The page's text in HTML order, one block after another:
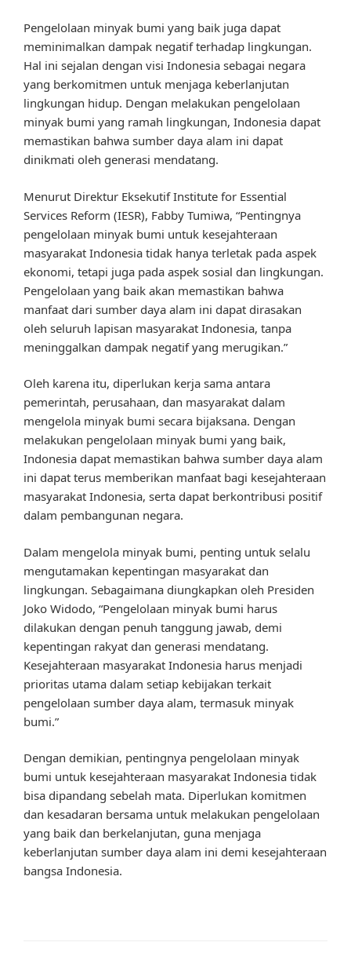
Pengelolaan minyak bumi yang baik juga dapat
meminimalkan dampak negatif terhadap lingkungan.
Hal ini sejalan dengan visi Indonesia sebagai negara
yang berkomitmen untuk menjaga keberlanjutan
lingkungan hidup. Dengan melakukan pengelolaan
minyak bumi yang ramah lingkungan, Indonesia dapat
memastikan bahwa sumber daya alam ini dapat
dinikmati oleh generasi mendatang.
Menurut Direktur Eksekutif Institute for Essential
Services Reform (IESR), Fabby Tumiwa, “Pentingnya
pengelolaan minyak bumi untuk kesejahteraan
masyarakat Indonesia tidak hanya terletak pada aspek
ekonomi, tetapi juga pada aspek sosial dan lingkungan.
Pengelolaan yang baik akan memastikan bahwa
manfaat dari sumber daya alam ini dapat dirasakan
oleh seluruh lapisan masyarakat Indonesia, tanpa
meninggalkan dampak negatif yang merugikan.”
Oleh karena itu, diperlukan kerja sama antara
pemerintah, perusahaan, dan masyarakat dalam
mengelola minyak bumi secara bijaksana. Dengan
melakukan pengelolaan minyak bumi yang baik,
Indonesia dapat memastikan bahwa sumber daya alam
ini dapat terus memberikan manfaat bagi kesejahteraan
masyarakat Indonesia, serta dapat berkontribusi positif
dalam pembangunan negara.
Dalam mengelola minyak bumi, penting untuk selalu
mengutamakan kepentingan masyarakat dan
lingkungan. Sebagaimana diungkapkan oleh Presiden
Joko Widodo, “Pengelolaan minyak bumi harus
dilakukan dengan penuh tanggung jawab, demi
kepentingan rakyat dan generasi mendatang.
Kesejahteraan masyarakat Indonesia harus menjadi
prioritas utama dalam setiap kebijakan terkait
pengelolaan sumber daya alam, termasuk minyak
bumi.”
Dengan demikian, pentingnya pengelolaan minyak
bumi untuk kesejahteraan masyarakat Indonesia tidak
bisa dipandang sebelah mata. Diperlukan komitmen
dan kesadaran bersama untuk melakukan pengelolaan
yang baik dan berkelanjutan, guna menjaga
keberlanjutan sumber daya alam ini demi kesejahteraan
bangsa Indonesia.